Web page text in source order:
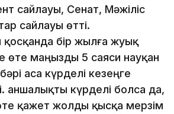
сайлауы, Сенат, Мәжіліс
сайлауы өтті.
бір жылға жуық
өте маңызды 5 саяси науқан
аса күрделі кезеңге
Қаншалықты күрделі болса да,
өте қажет жолды қысқа мерзім